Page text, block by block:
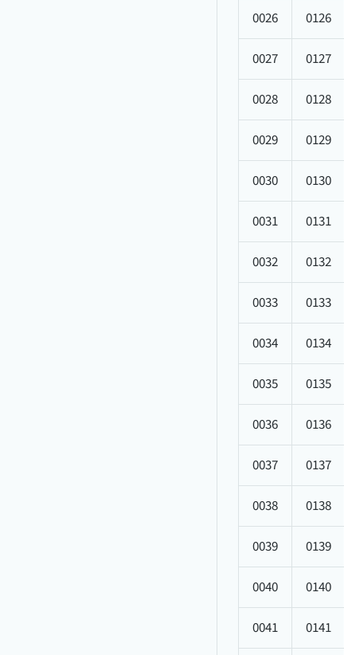
0026 0126
0027 0127
0028 0128
0029 0129
0030 0130
0031 0131
0032 0132
0033 0133
0034 0134
0035 0135
0036 0136
0037 0137
0038 0138
0039 0139
0040 0140
0041 0141